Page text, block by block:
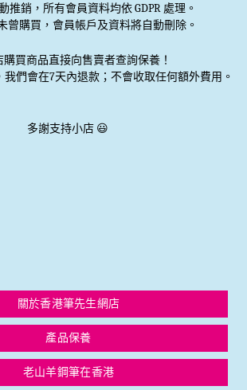
推銷 ，所有會員資料均依 GDPR 處理。
曾購買，會員帳戶及資料將自動刪除。
購買商品直接向售賣者查詢保養！
們會在7天內退款；不會收取任何額外費用。
多謝支持小店 😃
關於香港筆先生網店
產品保養
老山羊鋼筆在香港